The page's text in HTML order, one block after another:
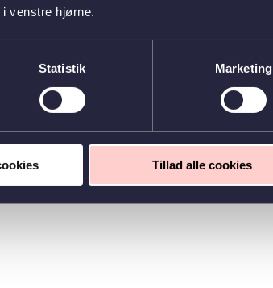
venstre hjørne.
Statistik Marketing
Tillad alle cookies